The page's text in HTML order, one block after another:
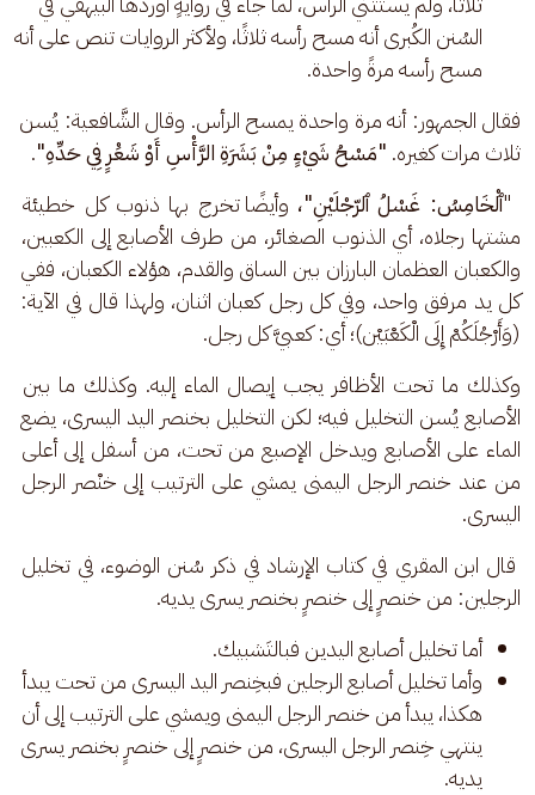
السُنن الكُبرى أنه مسح رأسه ثلاثًا، ولأكثر الروايات تنص على أنه
مسح رأسه مرةً واحدة.
فقال الجمهور: أنه مرة واحدة يمسح الرأس. وقال الشَّافعية: يُسن
ثلاث مرات كغيره. "مَسْحُ شَيْءٍ مِنْ بَشَرَةِ الرَّأْسِ أَوْ شَعَْرٍ فِي حَدِّهِ".
"ٱلْخَامِسُ: غَسْلُ ٱلرّجْلَيْنِ"، وأيضًا تخرج بها ذنوب كل خطيئة
مشتها رجلاه، أي الذنوب الصغائر، من طرف الأصابع إلى الكعبين،
والكعبان العظمان البارزان بين الساق والقدم، هؤلاء الكعبان، ففي
كل يد مرفق واحد، وفي كل رجل كعبان اثنان، ولهذا قال في الآية:
(وَأَرْجُلَكُمْ إِلَى الْكَعْبَيْن)؛ أي: كعبيَّ كل رجل.
وكذلك ما تحت الأظافر يجب إيصال الماء إليه. وكذلك ما بين
الأصابع يُسن التخليل فيه؛ لكن التخليل بخنصر اليد اليسرى، يضع
الماء على الأصابع ويدخل الإصبع من تحت، من أسفل إلى أعلى
من عند خنصر الرجل اليمنى يمشي على الترتيب إلى خنْصر الرجل
اليسرى.
قال ابن المقري في كتاب الإرشاد في ذكر سُنن الوضوء، في تخليل
الرجلين: من خنصرٍ إلى خنصرٍ بخنصر يسرى يديه.
أما تخليل أصابع اليدين فبالتَشبيك.
وأما تخليل أصابع الرجلين فبخِنصر اليد اليسرى من تحت يبدأ
هكذا، يبدأ من خنصر الرجل اليمنى ويمشي على الترتيب إلى أن
ينتهي خِنصر الرجل اليسرى، من خنصرٍ إلى خنصرٍ بخنصر يسرى
يديه.